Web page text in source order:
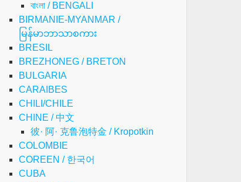
বাংলা / BENGALI
BIRMANIE-MYANMAR /
မြန်မာဘာသာစကား
BRESIL
BREZHONEG / BRETON
BULGARIA
CARAIBES
CHILI/CHILE
CHINE / 中文
彼· 阿· 克鲁泡特金 / Kropotkin
COLOMBIE
COREEN / 한국어
CUBA